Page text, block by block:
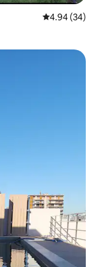
5 ರಲ್ಲಿ 4.94
4.94 (34)